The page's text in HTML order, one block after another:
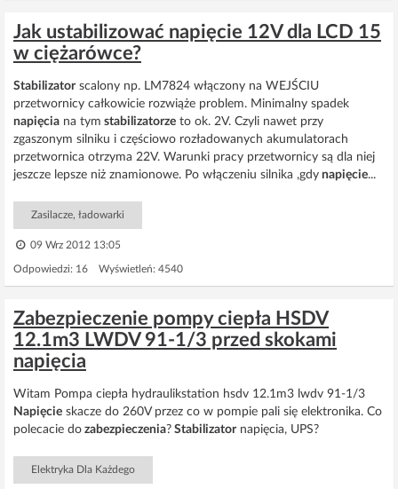
Jak ustabilizować napięcie 12V dla LCD 15
w ciężarówce?
Stabilizatorscalony np. LM7824 włączony na WEJŚCIU
przetwornicy całkowicie rozwiąże problem. Minimalny spadek
napięcia na tym stabilizatorze to ok. 2V. Czyli nawet przy
zgaszonym silniku i częściowo rozładowanych akumulatorach
przetwornica otrzyma 22V. Warunki pracy przetwornicy są dla niej
jeszcze lepsze niż znamionowe. Po włączeniu silnika ,gdy napięcie...
Zasilacze, ładowarki
09 Wrz 2012 13:05
Odpowiedzi: 16 Wyświetleń: 4540
Zabezpieczenie pompy ciepła HSDV
12.1m3 LWDV 91-1/3 przed skokami
napięcia
Witam Pompa ciepła hydraulikstation hsdv 12.1m3 lwdv 91-1/3
Napięcie skacze do 260V przez co w pompie pali się elektronika. Co
polecacie do zabezpieczenia? Stabilizatornapięcia, UPS?
Elektryka Dla Każdego